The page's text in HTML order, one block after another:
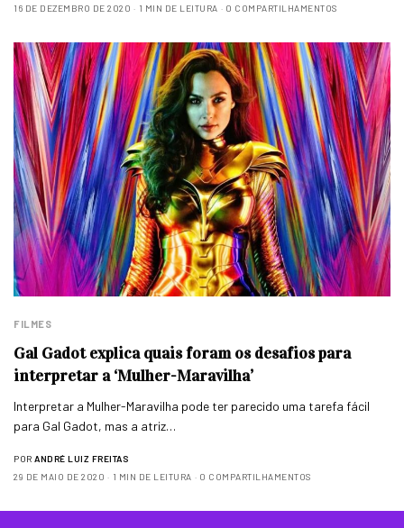
16 DE DEZEMBRO DE 2020
1 MIN DE LEITURA 0 COMPARTILHAMENTOS
FILMES
Gal Gadot explica quais foram os desafios para
interpretar a ‘Mulher-Maravilha’
Interpretar a Mulher-Maravilha pode ter parecido uma tarefa fácil
para Gal Gadot, mas a atriz…
POR ANDRÉ LUIZ FREITAS
29 DE MAIO DE 2020
1 MIN DE LEITURA 0 COMPARTILHAMENTOS